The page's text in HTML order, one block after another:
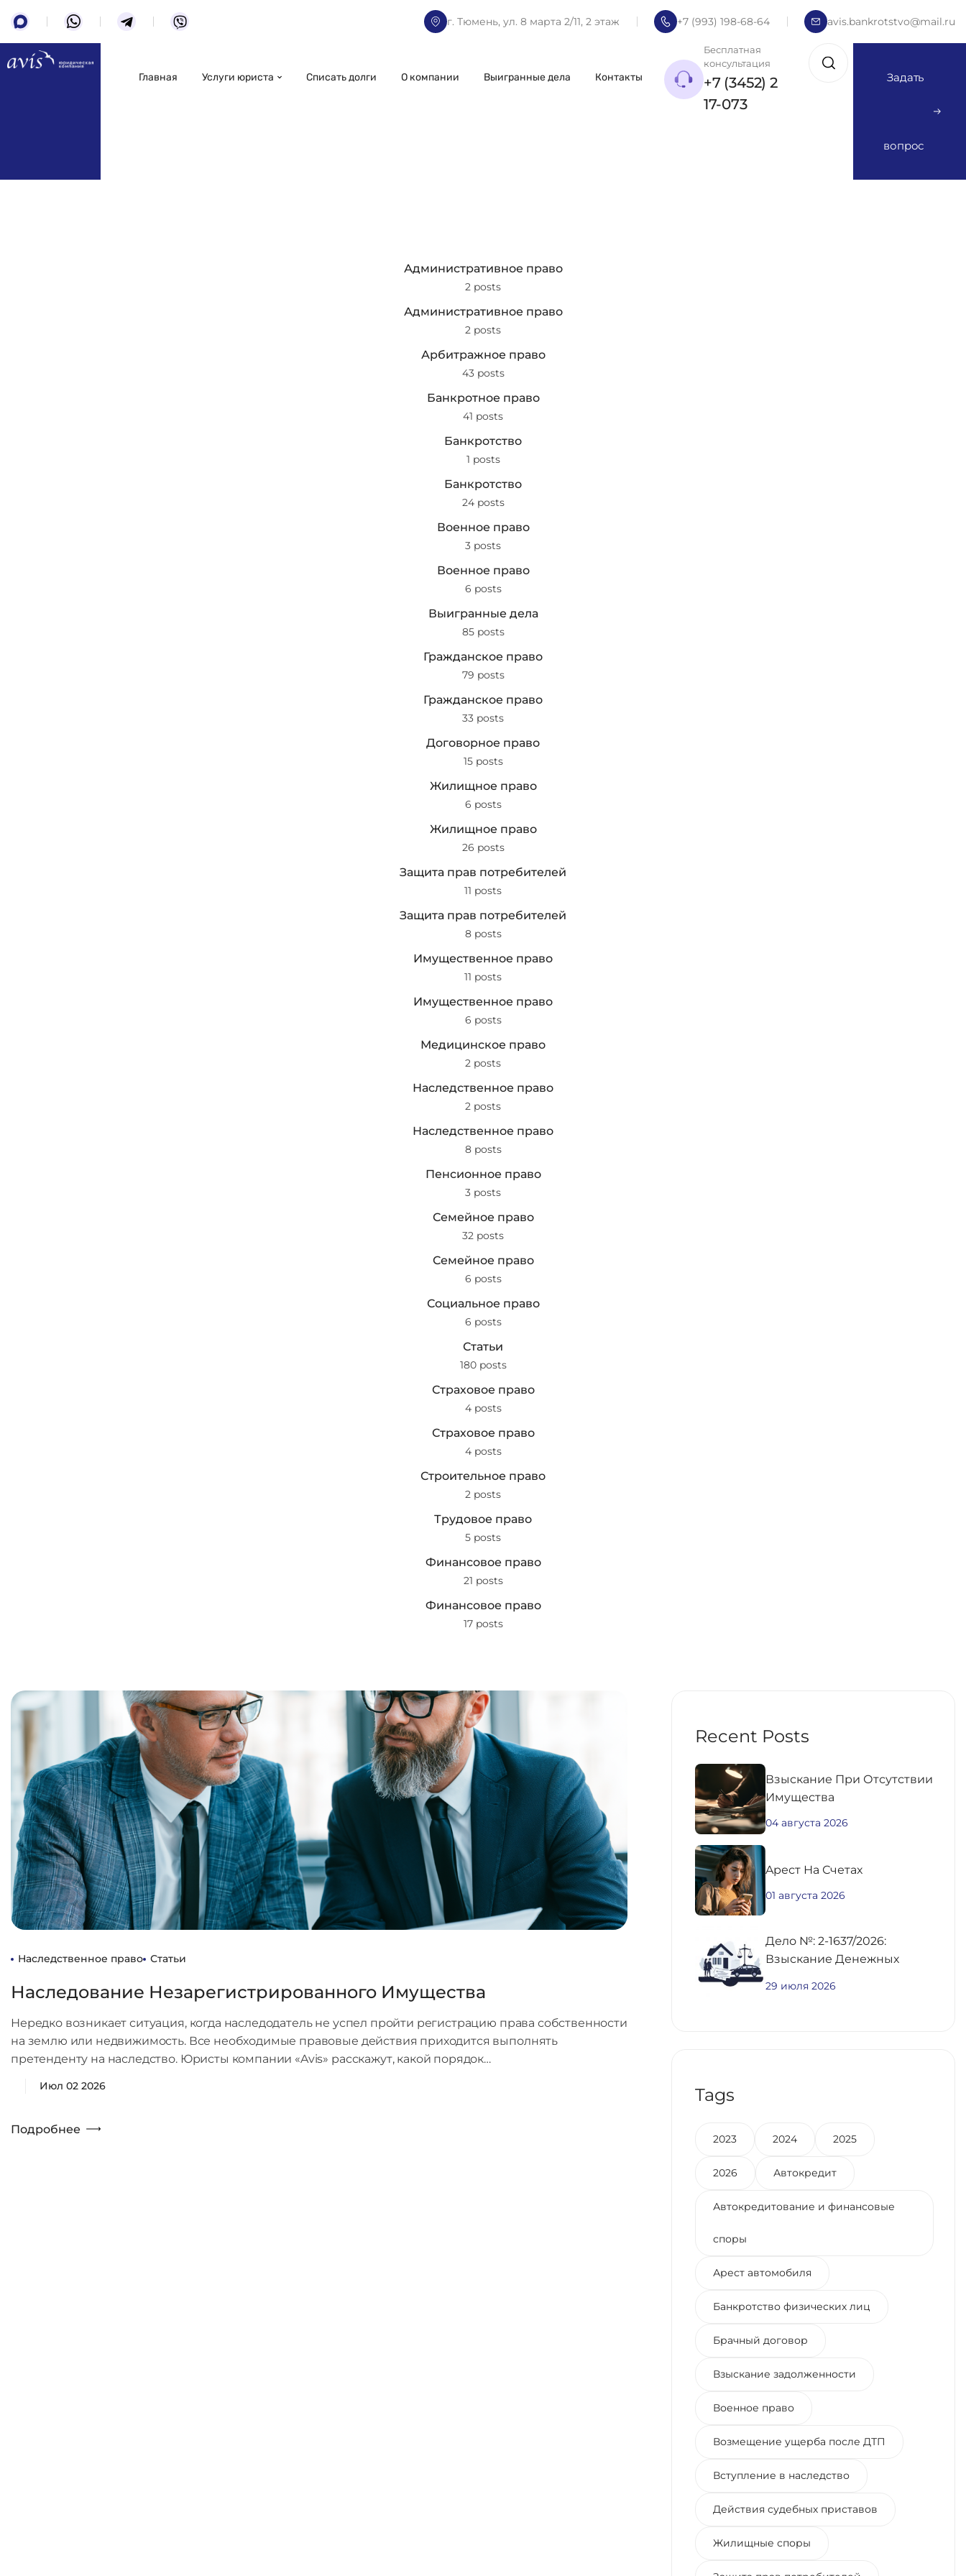
г. Тюмень, ул. 8 марта 2/11, 2 этаж +7 (993) 198-68-64 avis.bankrotstvo@mail.ru
Главная Услуги юриста Списать долги О компании Выигранные дела Контакты
Бесплатная
консультация
+7 (3452) 2
17-073
Задать
вопрос
Административное право
2 posts
Административное право
2 posts
Арбитражное право
43 posts
Банкротное право
41 posts
Банкротство
1 posts
Банкротство
24 posts
Военное право
3 posts
Военное право
6 posts
Выигранные дела
85 posts
Гражданское право
79 posts
Гражданское право
33 posts
Договорное право
15 posts
Жилищное право
6 posts
Жилищное право
26 posts
Защита прав потребителей
11 posts
Защита прав потребителей
8 posts
Имущественное право
11 posts
Имущественное право
6 posts
Медицинское право
2 posts
Наследственное право
2 posts
Наследственное право
8 posts
Пенсионное право
3 posts
Семейное право
32 posts
Семейное право
6 posts
Социальное право
6 posts
Статьи
180 posts
Страховое право
4 posts
Страховое право
4 posts
Строительное право
2 posts
Трудовое право
5 posts
Финансовое право
21 posts
Финансовое право
17 posts
Наследственное право Статьи
Наследование Незарегистрированного Имущества
Нередко возникает ситуация, когда наследодатель не успел пройти регистрацию права собственности
на землю или недвижимость. Все необходимые правовые действия приходится выполнять
претенденту на наследство. Юристы компании «Avis» расскажут, какой порядок…
Июл 02 2026
Подробнее
Recent Posts
Взыскание При Отсутствии
Имущества
04 августа 2026
Aрест На Счетах
01 августа 2026
Дело №: 2-1637/2026:
Взыскание Денежных
29 июля 2026
Tags
2023 2024 2025
2026 Автокредит
Автокредитование и финансовые
споры
Арест автомобиля
Банкротство физических лиц
Брачный договор
Взыскание задолженности
Военное право
Возмещение ущерба после ДТП
Вступление в наследство
Действия судебных приставов
Жилищные споры